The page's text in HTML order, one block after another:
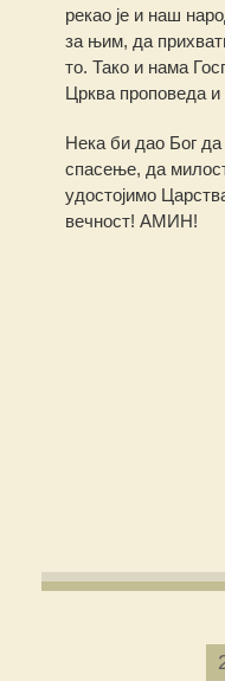
рекао је и наш
за њим, да
то. Тако и нама
Црква проповеда
Нека би дао Бог
спасење, да
удостојимо
вечност! АМИН!